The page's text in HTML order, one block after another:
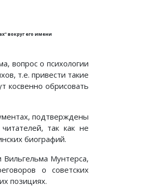
вокруг его имени
вопрос о психологии
т.е. привести такие
косвенно обрисовать
подтверждены
так как не
биографий.
Мунтерса,
о советских
позициях.